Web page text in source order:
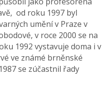
od roku 1997 byl
umění v Praze v
v roce 2000 se na
1992 vystavuje doma i v
ve známé brněnské
se zúčastnil řady